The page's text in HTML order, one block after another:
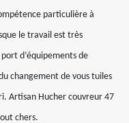
particulière à
le travail est très
d’équipements de
changement de vous tuiles
Artisan Hucher couvreur 47
chers.